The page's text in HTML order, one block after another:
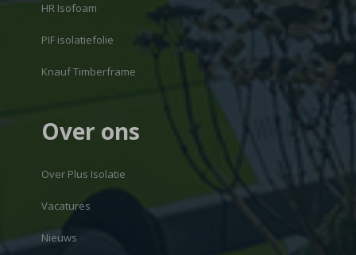
HR Isofoam
PIF isolatiefolie
Knauf Timberframe
Over ons
Over Plus Isolatie
Vacatures
Nieuws